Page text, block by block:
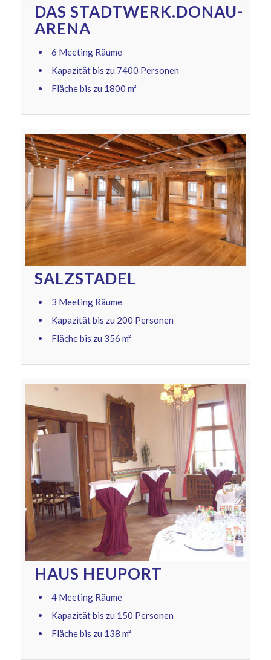
DAS STADTWERK.DONAU-
ARENA
6 Meeting Räume
Kapazität bis zu 7400 Personen
Fläche bis zu 1800 m²
SALZSTADEL
3 Meeting Räume
Kapazität bis zu 200 Personen
Fläche bis zu 356 m²
HAUS HEUPORT
4 Meeting Räume
Kapazität bis zu 150 Personen
Fläche bis zu 138 m²